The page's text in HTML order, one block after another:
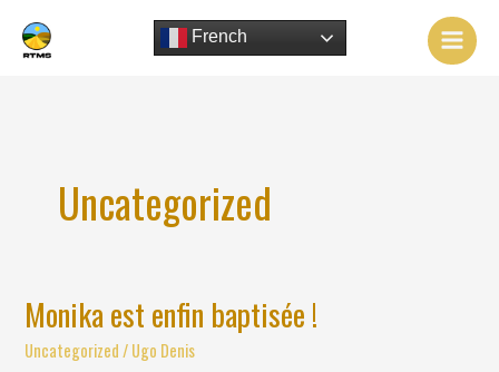
contenu
French
Uncategorized
Monika est enfin baptisée !
Uncategorized/Ugo Denis
Monika
est
enfin